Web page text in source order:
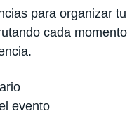
para organizar tu
cada momento
evento